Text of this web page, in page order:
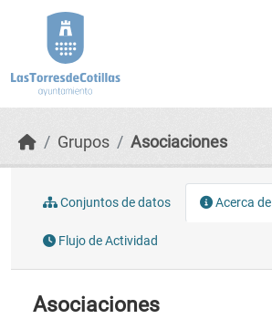
Grupos Asociaciones
Conjuntos de datos Acerca de
Flujo de Actividad
Asociaciones